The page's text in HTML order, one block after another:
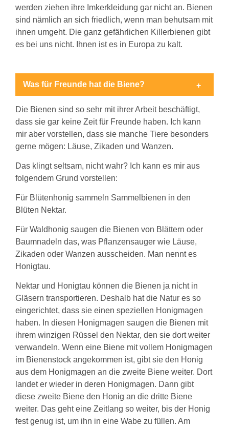
werden ziehen ihre Imkerkleidung gar nicht an. Bienen
sind nämlich an sich friedlich, wenn man behutsam mit
ihnen umgeht. Die ganz gefährlichen Killerbienen gibt
es bei uns nicht. Ihnen ist es in Europa zu kalt.
Was für Freunde hat die Biene?
Die Bienen sind so sehr mit ihrer Arbeit beschäftigt,
dass sie gar keine Zeit für Freunde haben. Ich kann
mir aber vorstellen, dass sie manche Tiere besonders
gerne mögen: Läuse, Zikaden und Wanzen.
Das klingt seltsam, nicht wahr? Ich kann es mir aus
folgendem Grund vorstellen:
Für Blütenhonig sammeln Sammelbienen in den
Blüten Nektar.
Für Waldhonig saugen die Bienen von Blättern oder
Baumnadeln das, was Pflanzensauger wie Läuse,
Zikaden oder Wanzen ausscheiden. Man nennt es
Honigtau.
Nektar und Honigtau können die Bienen ja nicht in
Gläsern transportieren. Deshalb hat die Natur es so
eingerichtet, dass sie einen speziellen Honigmagen
haben. In diesen Honigmagen saugen die Bienen mit
ihrem winzigen Rüssel den Nektar, den sie dort weiter
verwandeln. Wenn eine Biene mit vollem Honigmagen
im Bienenstock angekommen ist, gibt sie den Honig
aus dem Honigmagen an die zweite Biene weiter. Dort
landet er wieder in deren Honigmagen. Dann gibt
diese zweite Biene den Honig an die dritte Biene
weiter. Das geht eine Zeitlang so weiter, bis der Honig
fest genug ist, um ihn in eine Wabe zu füllen. Am